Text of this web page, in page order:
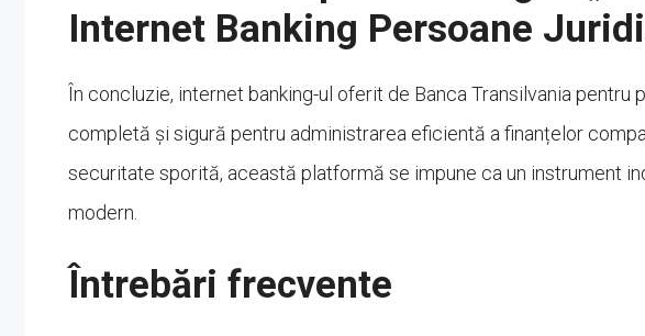
Internet Banking Persoane
În concluzie, internet banking-ul oferit de Banca Transilvania
completă și sigură pentru administrarea eficientă a finanțelor
securitate sporită, această platformă se impune ca un instrument
modern.
Întrebări frecvente